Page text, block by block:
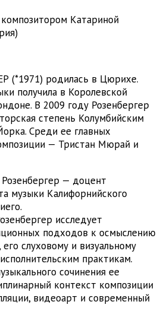
Катариной
(*1971) родилась в Цюрихе.
получила в Королевской
В 2009 году Розенбергер
степень Колумбийским
Среди ее главных
— Тристан Мюрай и
— доцент
музыки Калифорнийского
исследует
подходов к осмыслению
слуховому и визуальному
практикам.
сочинения ее
контекст композиции
видеоарт и современный